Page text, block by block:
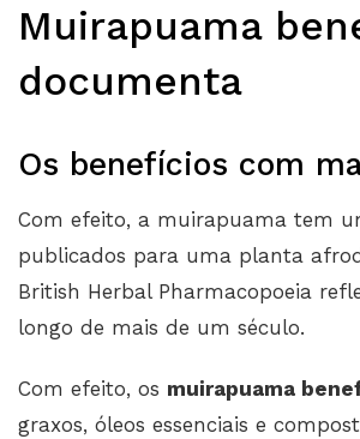
Muirapuama
documenta
Os benefícios com
Com efeito, a muirapuama tem
publicados para uma planta
British Herbal Pharmacopoeia
longo de mais de um século.
Com efeito, os muirapuama
graxos, óleos essenciais e